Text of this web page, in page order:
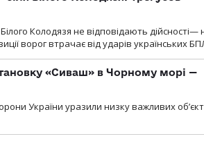
Колодязя не відповідають дійсності—
ворог втрачає від ударів українських
«Сиваш» в Чорному морі —
України уразили низку важливих